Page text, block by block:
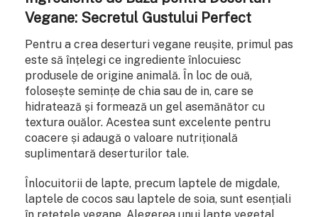
Vegane: Secretul Gustului Perfect
Pentru a crea deserturi vegane reușite, primul pas
este să înțelegi ce ingrediente înlocuiesc
produsele de origine animală. În loc de ouă,
folosește semințe de chia sau de in, care se
hidratează și formează un gel asemănător cu
textura ouălor. Acestea sunt excelente pentru
coacere și adaugă o valoare nutrițională
suplimentară deserturilor tale.
Înlocuitorii de lapte, precum laptele de migdale,
laptele de cocos sau laptele de soia, sunt esențiali